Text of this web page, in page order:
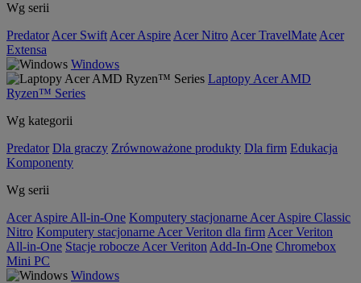
Wg serii
Predator Acer Swift Acer Aspire Acer Nitro Acer TravelMate Acer
Extensa
Windows
Laptopy Acer AMD
Ryzen™ Series
Wg kategorii
Predator Dla graczy Zrównoważone produkty Dla firm Edukacja
Komponenty
Wg serii
Acer Aspire All-in-One Komputery stacjonarne Acer Aspire Classic
Nitro Komputery stacjonarne Acer Veriton dla firm Acer Veriton
All-in-One Stacje robocze Acer Veriton Add-In-One Chromebox
Mini PC
Windows